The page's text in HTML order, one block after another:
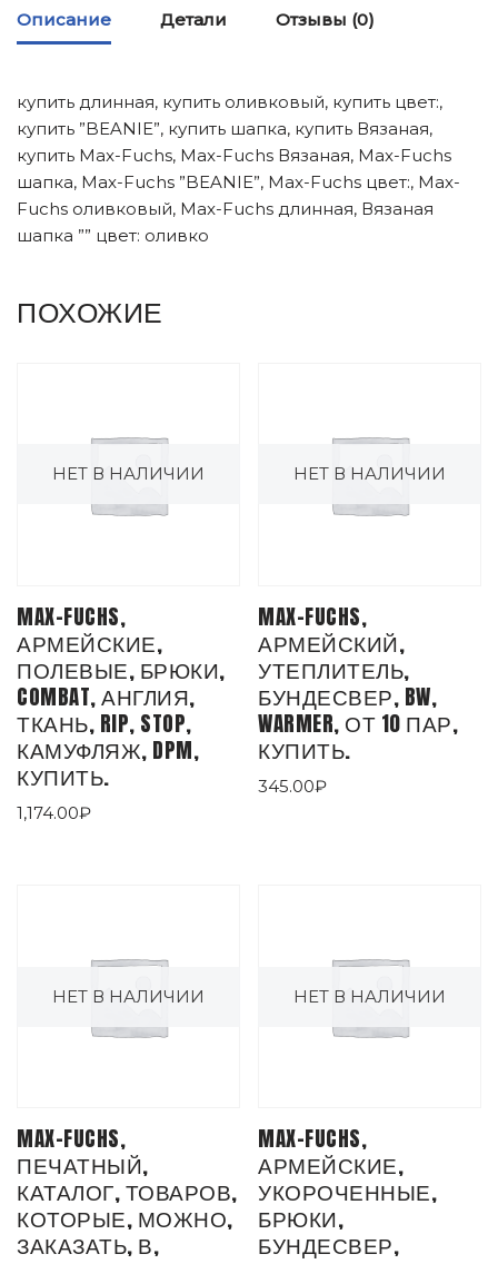
Описание Детали Отзывы (0)
купить длинная, купить оливковый, купить цвет:,
купить ”BEANIE”, купить шапка, купить Вязаная,
купить Max-Fuchs, Max-Fuchs Вязаная, Max-Fuchs
шапка, Max-Fuchs ”BEANIE”, Max-Fuchs цвет:, Max-
Fuchs оливковый, Max-Fuchs длинная, Вязаная
шапка ”” цвет: оливко
ПОХОЖИЕ
НЕТ В НАЛИЧИИ
MAX-FUCHS,
АРМЕЙСКИЕ,
ПОЛЕВЫЕ, БРЮКИ,
COMBAT, АНГЛИЯ,
ТКАНЬ, RIP, STOP,
КАМУФЛЯЖ, DPM,
КУПИТЬ.
1,174.00₽
НЕТ В НАЛИЧИИ
MAX-FUCHS,
АРМЕЙСКИЙ,
УТЕПЛИТЕЛЬ,
БУНДЕСВЕР, BW,
WARMER, ОТ 10 ПАР,
КУПИТЬ.
345.00₽
НЕТ В НАЛИЧИИ
MAX-FUCHS,
ПЕЧАТНЫЙ,
КАТАЛОГ, ТОВАРОВ,
КОТОРЫЕ, МОЖНО,
ЗАКАЗАТЬ, В,
НЕТ В НАЛИЧИИ
MAX-FUCHS,
АРМЕЙСКИЕ,
УКОРОЧЕННЫЕ,
БРЮКИ,
БУНДЕСВЕР,